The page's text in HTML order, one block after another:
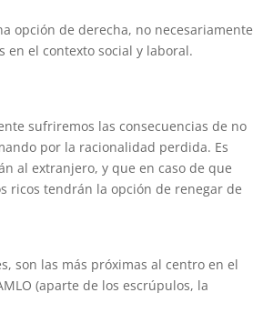
opción de derecha, no necesariamente
en el contexto social y laboral.
sufriremos las consecuencias de no
por la racionalidad perdida. Es
al extranjero, y que en caso de que
ricos tendrán la opción de renegar de
son las más próximas al centro en el
(aparte de los escrúpulos, la